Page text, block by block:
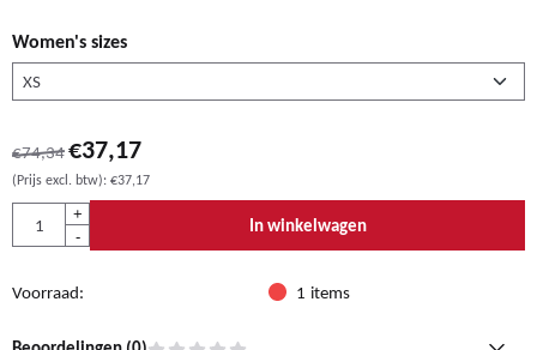
Women's sizes
€74,34€37,17
(Prijs excl. btw): €37,17
+
-
In winkelwagen
Voorraad: 1 items